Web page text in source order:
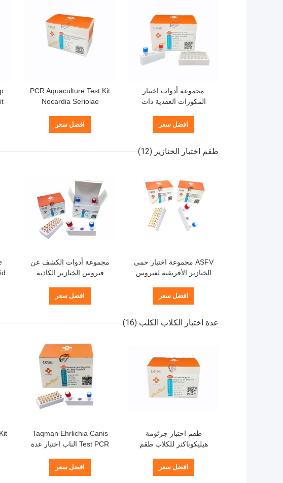
مجموعة أدوات اختبار
المكورات العقدية ذات
افضل سعر
PCR Aquaculture Test Kit
Nocardia Seriolae
الأحماض النووية في الوقت
الحقيقي
افضل سعر
طقم اختبار الخنازير (12)
ASFV مجموعة اختبار حمى
الخنازير الأفريقية لفيروس
Polymerase Probe Test
افضل سعر
مجموعة أدوات الكشف عن
فيروس الخنازير الكاذبة
Qpcr Taqman Kit
افضل سعر
عدة اختبار الكلاب الكلب (16)
طقم اختبار جرثومة
هيليكوباكتر للكلاب طقم
مسبار الفلورسنت
افضل سعر
Taqman Ehrlichia Canis
Test PCR الناب اختبار عدة
افضل سعر